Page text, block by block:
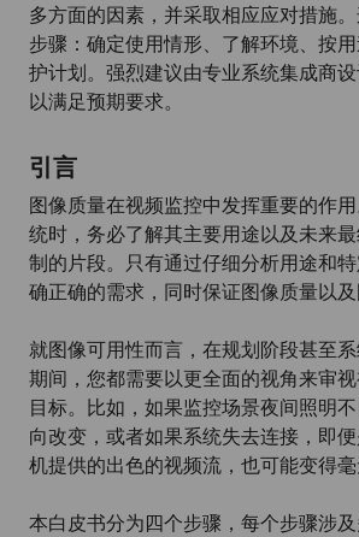
多方面的因素，并采取相应应对措施
步骤：确定使用情形、了解环境、按
护计划。强烈建议由专业系统集成商
以满足预期要求。
引言
图像质量在视频监控中发挥重要的作
统时，务必了解其主要用途以及未来
制的片段。只有通过仔细分析用途和
确正确的需求，同时保证图像质量以及
就图像可用性而言，在规划阶段甚至
期间，您都需要以更全面的视角来审
目标。比如，如果监控场景夜间照明
向改变，或者如果系统失去连接，即
机提供的出色的视频流，也可能变得毫
本白皮书分为四个步骤，每个步骤涉